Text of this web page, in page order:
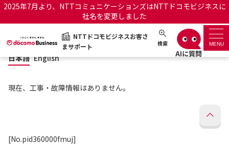
2025年7月より、NTTコミュニケーションズはNTTドコモビジネスに
社名を変更しました
NTTドコモビジネスお客さ
まサポート
検索 MENU
NTTドコモビジネスお客さまサポート 日本語 English
サポートトップ
サービス名から探す
日本語 English
現在、工事・故障情報はありません。
[No.pid360000fmuj]